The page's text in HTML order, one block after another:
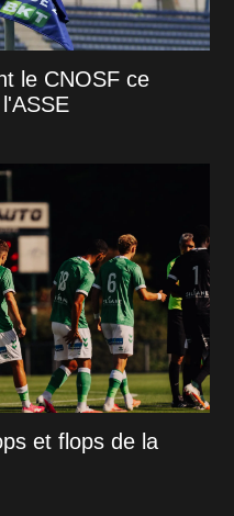
le CNOSF ce
et flops de la